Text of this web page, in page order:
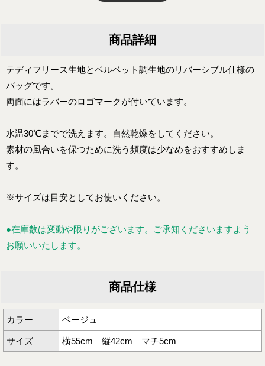
商品詳細
テディフリース生地とベルベット調生地のリバーシブル仕様の
バッグです。
両面にはラバーのロゴマークが付いています。
水温30℃までで洗えます。自然乾燥をしてください。
素材の風合いを保つために洗う頻度は少なめをおすすめしま
す。
※サイズは目安としてお使いください。
●在庫数は変動や限りがございます。ご承知くださいますよう
お願いいたします。
商品仕様
カラー ベージュ
サイズ 横55cm 縦42cm マチ5cm